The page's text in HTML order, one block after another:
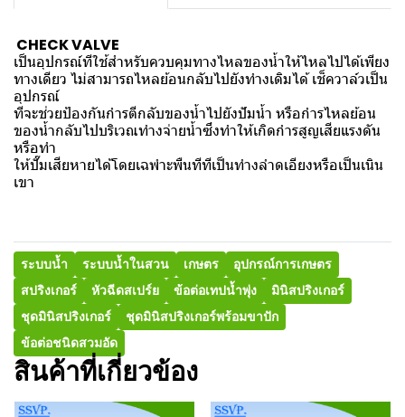
CHECK VALVE
เป็นอุปกรณ์ทีใช้สำหรับควบคุมทางไหลของน้ำให้ไหลไปได้เพียง
ทางเดียว ไม่สามารถไหลย้อนกลับไปยังทำงเดิมได้ เช็ควาล์วเป็น
อุปกรณ์
ทีจะช่วยป้องกันกำรตีกลับของน้ำไปยังปัมน้ำ หรือกำรไหลย้อน
ของน้ำกลับไปบริเวณทำงจ่ายน้ำซึงทำให้เกิดกำรสูญเสียแรงดัน
หรือทำ
ให้ปั๊มเสียหายได้โดยเฉพำะพืนทีทีเป็นทำงลำดเอียงหรือเป็นเนิน
เขา
ระบบน้ำ ระบบน้ำในสวน เกษตร
อุปกรณ์การเกษตร
สปริงเกอร์
หัวฉีดสเปร์ย ข้อต่อเทปน้ำพุ่ง
มินิสปริงเกอร์
ชุดมินิสปริงเกอร์
ชุดมินิสปริงเกอร์พร้อมขาปัก
ข้อต่อชนิดสวมอัด
สินค้าที่เกี่ยวข้อง